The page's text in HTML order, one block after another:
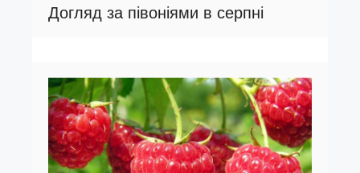
Догляд за півоніями в серпні